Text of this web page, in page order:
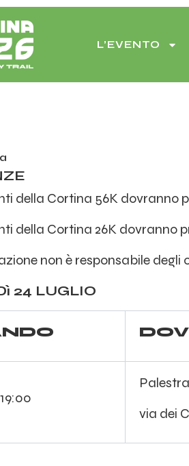
L’EVENTO
della Cortina 56K dovranno
della Cortina 26K dovranno
non è responsabile
24 LUGLIO
via dei